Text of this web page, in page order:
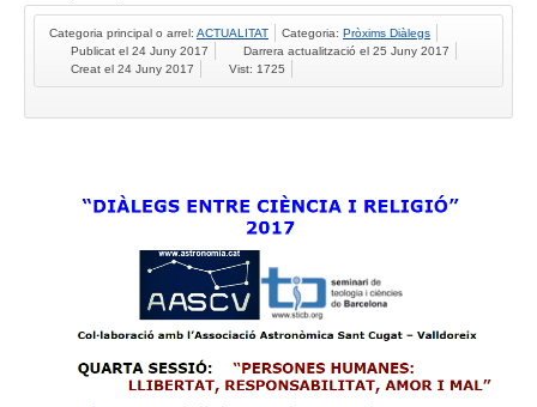
Categoria principal o arrel: ACTUALITAT Categoria: Pròxims Diàlegs
Publicat el 24 Juny 2017
Darrera actualització el 25 Juny 2017
Creat el 24 Juny 2017
Vist: 1725